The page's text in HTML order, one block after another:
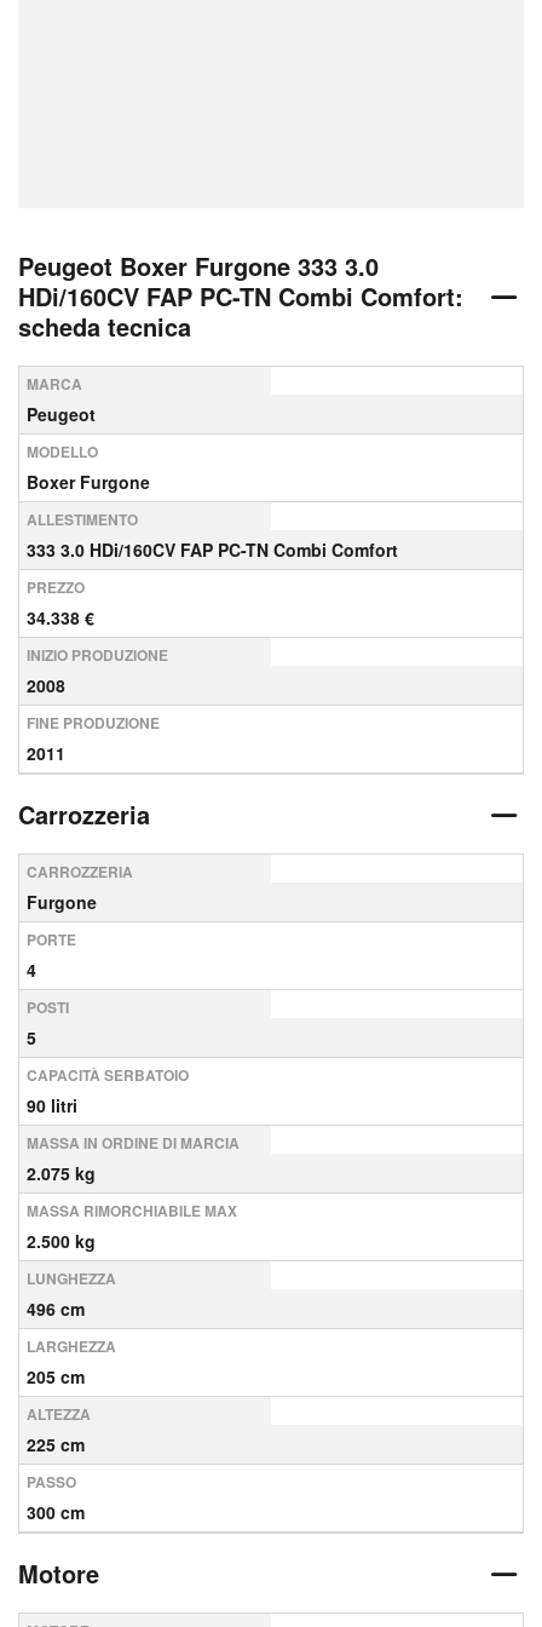
Peugeot Boxer Furgone 333 3.0
HDi/160CV FAP PC-TN Combi Comfort:
scheda tecnica
MARCA
Peugeot
MODELLO
Boxer Furgone
ALLESTIMENTO
333 3.0 HDi/160CV FAP PC-TN Combi Comfort
PREZZO
34.338 €
INIZIO PRODUZIONE
2008
FINE PRODUZIONE
2011
Carrozzeria
CARROZZERIA
Furgone
PORTE
4
POSTI
5
CAPACITÀ SERBATOIO
90 litri
MASSA IN ORDINE DI MARCIA
2.075 kg
MASSA RIMORCHIABILE MAX
2.500 kg
LUNGHEZZA
496 cm
LARGHEZZA
205 cm
ALTEZZA
225 cm
PASSO
300 cm
Motore